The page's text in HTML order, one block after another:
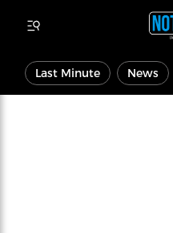
Last Minute News